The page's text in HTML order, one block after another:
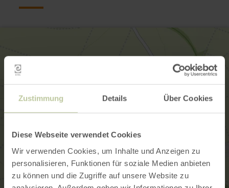
Zustimmung Details Über Cookies
Diese Webseite verwendet Cookies
Wir verwenden Cookies, um Inhalte und Anzeigen zu
personalisieren, Funktionen für soziale Medien anbieten
zu können und die Zugriffe auf unsere Website zu